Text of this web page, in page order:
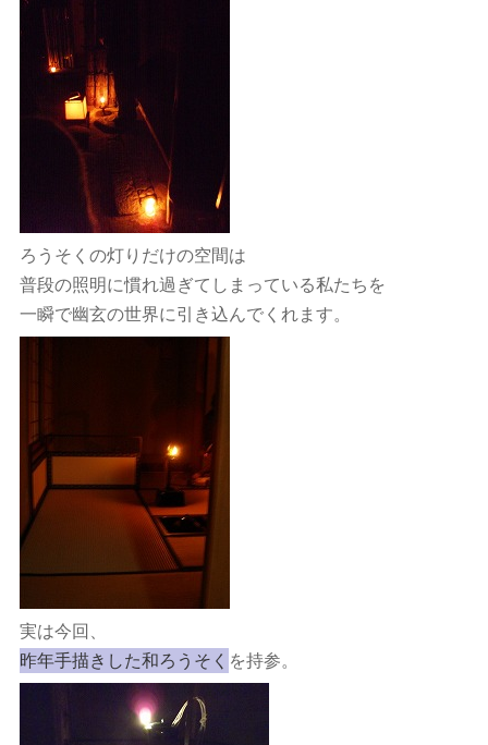
ろうそくの灯りだけの空間は
普段の照明に慣れ過ぎてしまっている私たちを
一瞬で幽玄の世界に引き込んでくれます。
実は今回、
昨年手描きした和ろうそく を持参。